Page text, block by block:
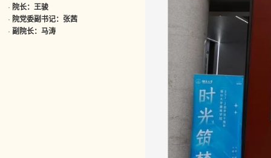
· 院长：王骏
· 院党委副书记：张茜
· 副院长：马涛